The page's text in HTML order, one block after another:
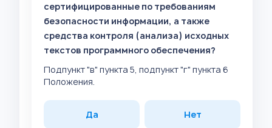
сертифицированные по требованиям
безопасности информации, а также
средства контроля (анализа) исходных
текстов программного обеспечения?
Подпункт "в" пункта 5, подпункт "г" пункта 6
Положения.
Да Нет